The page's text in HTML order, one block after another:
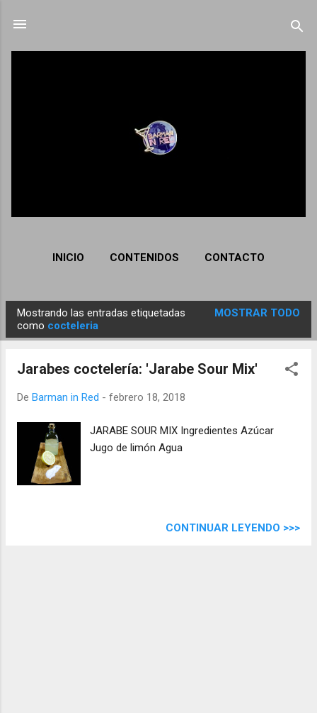
INICIO CONTENIDOS CONTACTO
n
Mostrando las entradas etiquetadas
como cocteleria
MOSTRAR TODO
Jarabes coctelería: 'Jarabe Sour Mix'
De Barman in Red - febrero 18, 2018
JARABE SOUR MIX Ingredientes Azúcar
Jugo de limón Agua
CONTINUAR LEYENDO >>>